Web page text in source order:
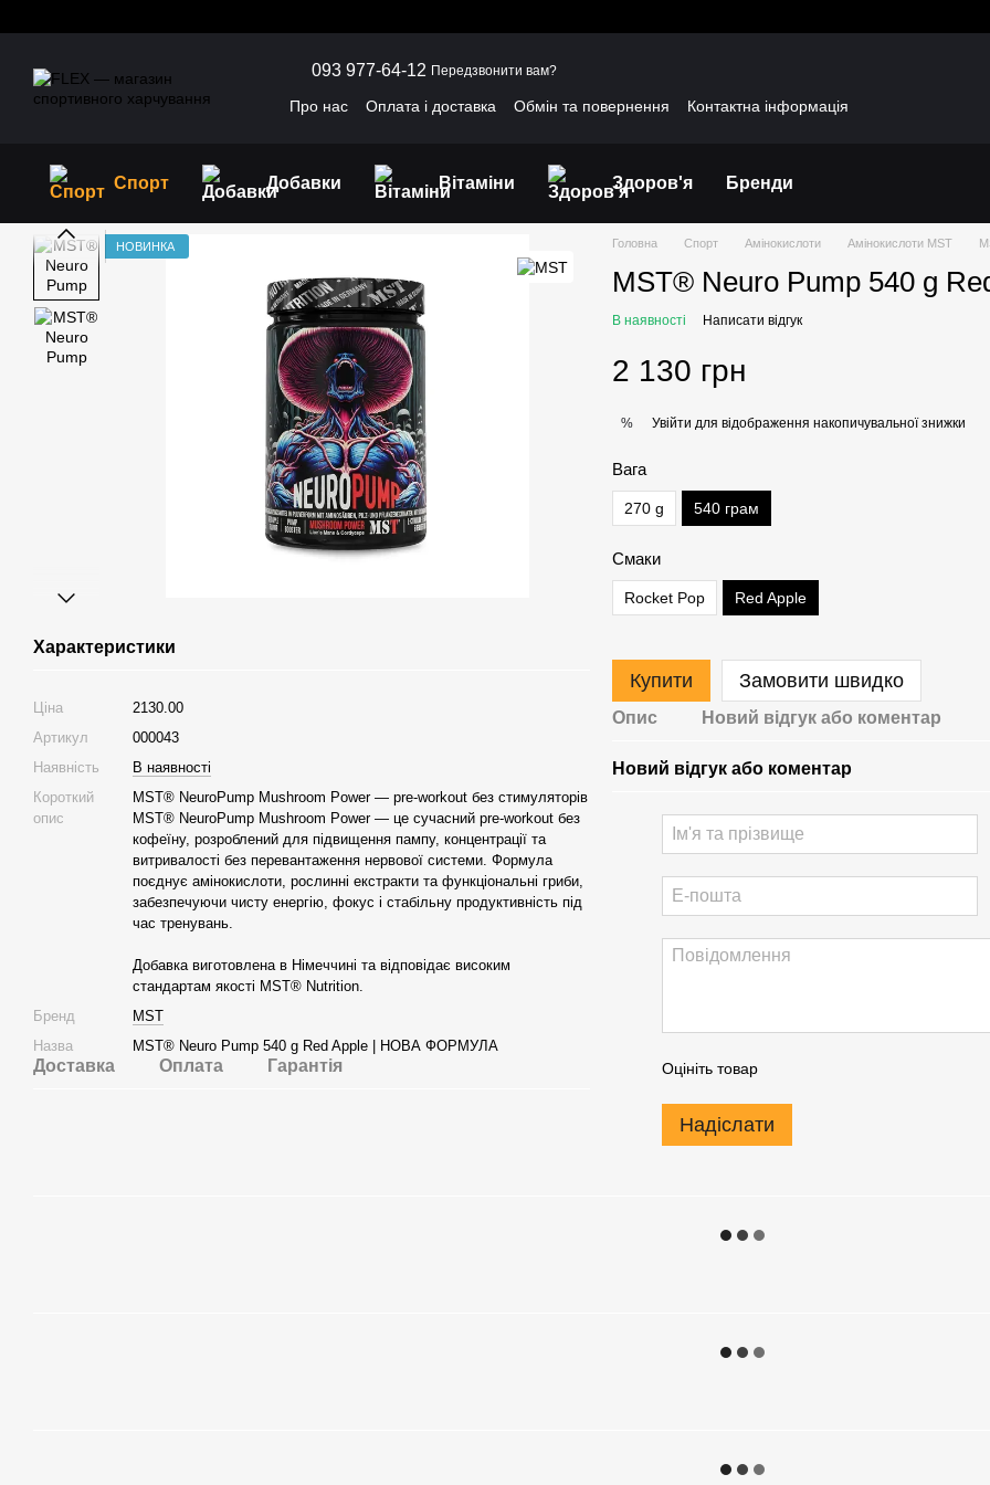
093 977-64-12 Передзвонити вам?
Про нас Оплата і доставка Обмін та повернення
Контактна інформація
Спорт Добавки Вітаміни Здоров'я Бренди
НОВИНКА
Характеристики
Ціна
2130.00
Артикул
000043
Наявність
В наявності
Короткий
опис
MST® NeuroPump Mushroom Power — pre-workout без стимуляторів
MST® NeuroPump Mushroom Power — це сучасний pre-workout без
кофеїну, розроблений для підвищення пампу, концентрації та
витривалості без перевантаження нервової системи. Формула
поєднує амінокислоти, рослинні екстракти та функціональні гриби,
забезпечуючи чисту енергію, фокус і стабільну продуктивність під
час тренувань.
Добавка виготовлена в Німеччині та відповідає високим
стандартам якості MST® Nutrition.
Бренд
MST
Назва
MST® Neuro Pump 540 g Red Apple | НОВА ФОРМУЛА
Доставка Оплата Гарантія
Головна Спорт Амінокислоти Амінокислоти MST
MST® Neuro Pump 540 g
В наявності Написати відгук
2 130 грн
% Увійти для відображення накопичувальної знижки
Вага
270 g 540 грам
Смаки
Rocket Pop Red Apple
Купити Замовити швидко
Опис Новий відгук або коментар
Новий відгук або коментар
Оцініть товар
Надіслати